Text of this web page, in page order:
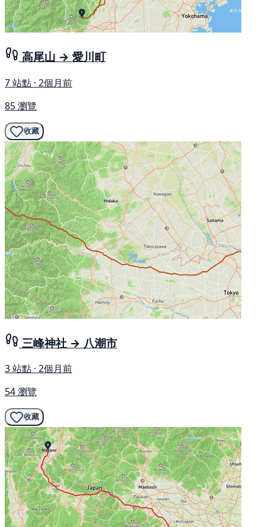
高尾山 → 愛川町
7 站點 · 2個月前
85 瀏覽
收藏
三峰神社 → 八潮市
3 站點 · 2個月前
54 瀏覽
收藏